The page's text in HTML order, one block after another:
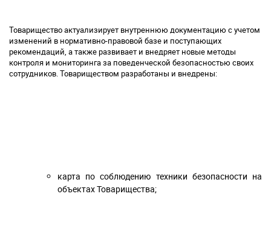
Товарищество актуализирует внутреннюю документацию с учетом
изменений в нормативно-правовой базе и поступающих
рекомендаций, а также развивает и внедряет новые методы
контроля и мониторинга за поведенческой безопасностью своих
сотрудников. Товариществом разработаны и внедрены:
карта по соблюдению техники безопасности на
объектах Товарищества;